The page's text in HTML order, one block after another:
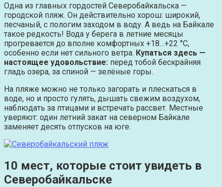
Одна из главных гордостей Северобайкальска —
городской пляж. Он действительно хорош: широкий,
песчаный, с пологим заходом в воду. А ведь на Байкале
такое редкость! Вода у берега в летние месяцы
прогревается до вполне комфортных +18…+22 °C,
особенно если нет сильного ветра. Купаться здесь —
настоящее удовольствие: перед тобой бескрайняя
гладь озера, за спиной — зелёные горы.
На пляже можно не только загорать и плескаться в
воде, но и просто гулять, дышать свежим воздухом,
наблюдать за птицами и встречать рассвет. Местные
уверяют: один летний закат на северном Байкале
заменяет десять отпусков на юге.
10 мест, которые стоит увидеть в
Северобайкальске